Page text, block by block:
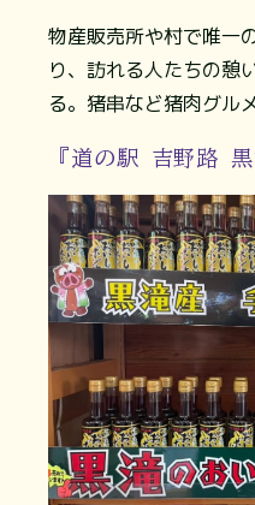
物産販売所や村で唯一
り、訪れる人たちの憩
る。猪串など猪肉グル
『道の駅 吉野路